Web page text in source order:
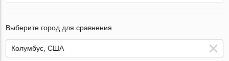
Выберите город для сравнения